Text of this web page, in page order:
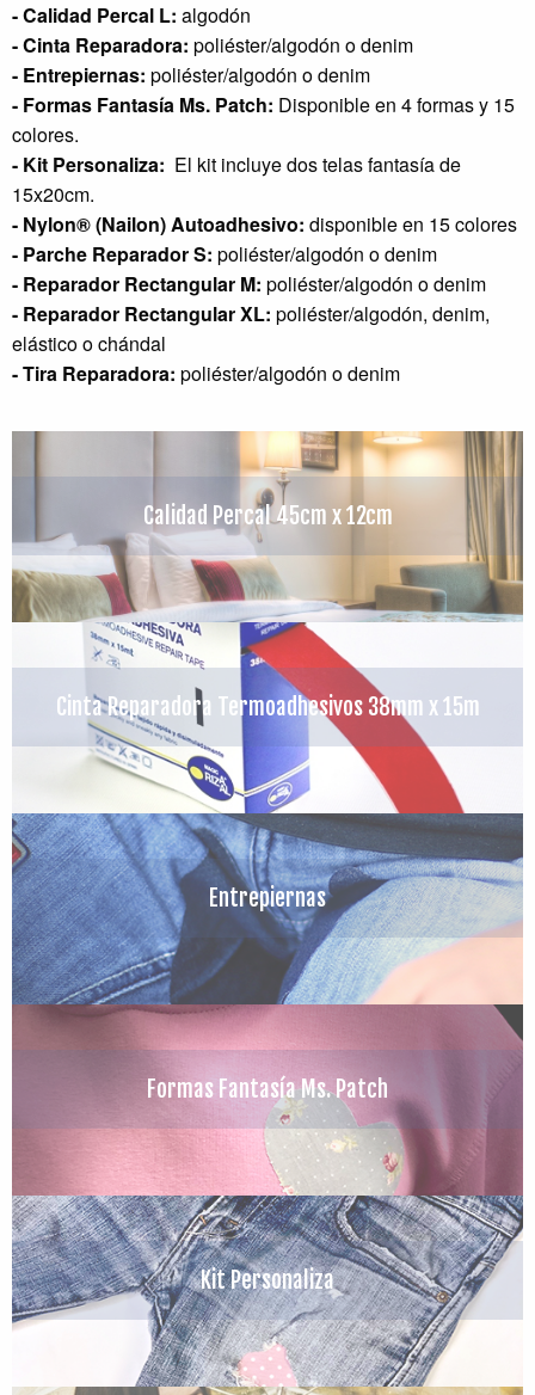
- Calidad Percal L: algodón
- Cinta Reparadora: poliéster/algodón o denim
- Entrepiernas: poliéster/algodón o denim
- Formas Fantasía Ms. Patch: Disponible en 4 formas y 15
colores.
- Kit Personaliza: El kit incluye dos telas fantasía de
15x20cm.
- Nylon® (Nailon) Autoadhesivo: disponible en 15 colores
- Parche Reparador S: poliéster/algodón o denim
- Reparador Rectangular M: poliéster/algodón o denim
- Reparador Rectangular XL: poliéster/algodón, denim,
elástico o chándal
- Tira Reparadora: poliéster/algodón o denim
Calidad Percal 45cm x 12cm
Cinta Reparadora Termoadhesivos 38mm x 15m
Entrepiernas
Formas Fantasía Ms. Patch
Kit Personaliza